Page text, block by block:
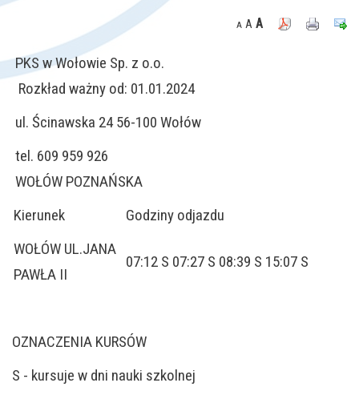
A A A
PKS w Wołowie Sp. z o.o.
Rozkład ważny od: 01.01.2024
ul. Ścinawska 24 56-100 Wołów
tel. 609 959 926
WOŁÓW POZNAŃSKA
Kierunek
Godziny odjazdu
WOŁÓW UL.JANA
PAWŁA II
07:12 S 07:27 S 08:39 S 15:07 S
OZNACZENIA KURSÓW
S - kursuje w dni nauki szkolnej